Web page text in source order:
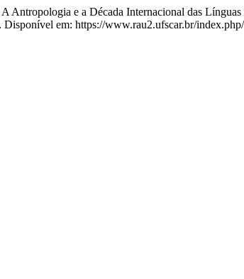
Antropologia e a Década Internacional das Línguas
em: https://www.rau2.ufscar.br/